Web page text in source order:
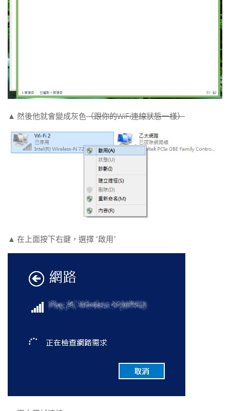
▲ 然後他就會變成灰色（跟你的WiFi連線狀態一樣）
▲ 在上面按下右鍵，選擇 “啟用”